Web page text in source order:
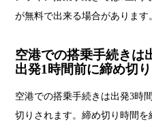
が無料で出来る場合があります
空港での搭乗手続きは
出発1時間前に締め切り
空港での搭乗手続きは出発3時
切りされます。締め切り時間